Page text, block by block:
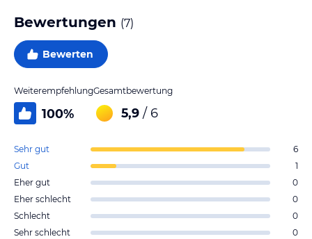
Bewertungen (7)
Bewerten
Weiterempfehlung
100%
Gesamtbewertung
5,9 / 6
Sehr gut
6
Gut
1
Eher gut
0
Eher schlecht
0
Schlecht
0
Sehr schlecht
0